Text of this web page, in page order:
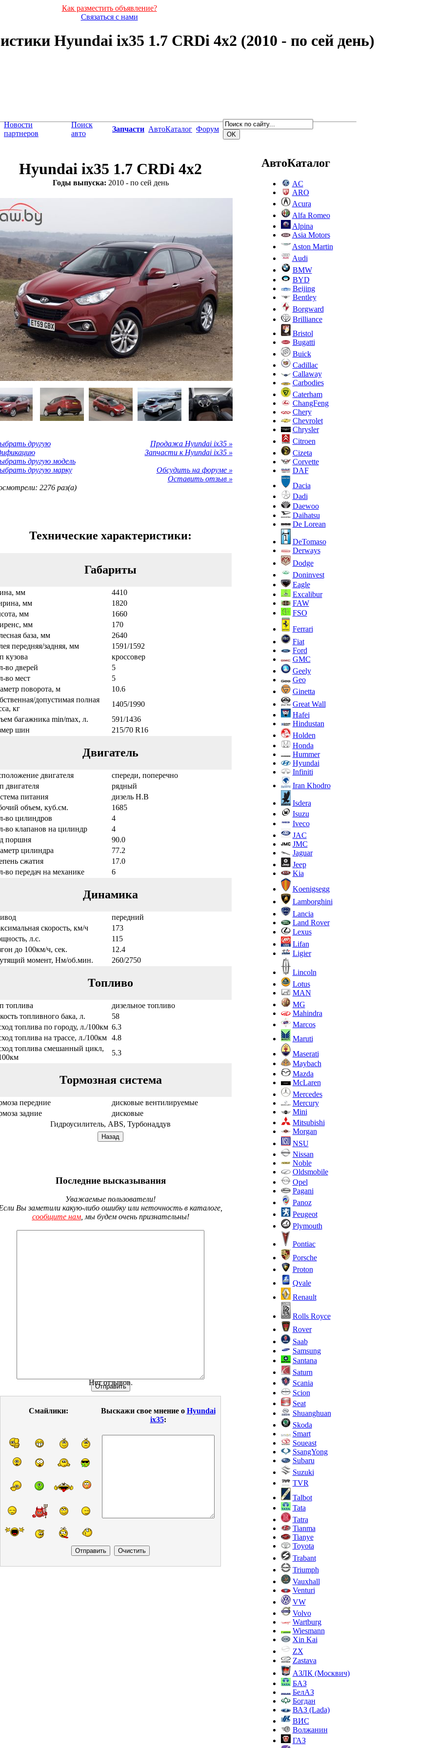
Как разместить объявление?
Связаться с нами
Hyundai ix35 1.7 CRDi 4x2 (2010 - по сей день)
Новости
партнеров
Поиск
авто
Запчасти АвтоКаталог Форум
Hyundai ix35 1.7 CRDi 4x2
Годы выпуска: 2010 - по сей день
другую
другую модель
другую марку
2276 раз(а)
Продажа Hyundai ix35 »
Запчасти к Hyundai ix35 »
Обсудить на форуме »
Оставить отзыв »
Технические характеристики:
Габариты
мм
4410
мм
1820
мм
1660
мм
170
база, мм
2640
передняя/задняя, мм
1591/1592
кузова
кроссовер
во дверей
5
во мест
5
поворота, м
10.6
допустимая полная
кг
1405/1990
багажника min/max, л.
591/1436
шин
215/70 R16
Двигатель
двигателя
спереди, поперечно
двигателя
рядный
питания
дизель Н.В
объем, куб.см.
1685
во цилиндров
4
во клапанов на цилиндр
4
поршня
90.0
цилиндра
77.2
сжатия
17.0
во передач на механике
6
Динамика
передний
скорость, км/ч
173
л.с.
115
до 100км/ч, сек.
12.4
момент, Нм/об.мин.
260/2750
Топливо
топлива
дизельное топливо
топливного бака, л.
58
топлива по городу, л./100км 6.3
топлива на трассе, л./100км
4.8
топлива смешанный цикл,
5.3
Тормозная система
передние
дисковые вентилируемые
задние
дисковые
Гидроусилитель, ABS, Турбонаддув
Последние высказывания
Уважаемые пользователи!
Вы заметили какую-либо ошибку или неточность в каталоге,
сообщите нам, мы будем очень признательны!
Нет отзывов.
Смайлики: Выскажи свое мнение о Hyundai
ix35:
АвтоКаталог
AC
ARO
Acura
Alfa Romeo
Alpina
Asia Motors
Aston Martin
Audi
BMW
BYD
Beijing
Bentley
Borgward
Brilliance
Bristol
Bugatti
Buick
Cadillac
Callaway
Carbodies
Caterham
ChangFeng
Chery
Chevrolet
Chrysler
Citroen
Cizeta
Corvette
DAF
Dacia
Dadi
Daewoo
Daihatsu
De Lorean
DeTomaso
Derways
Dodge
Doninvest
Eagle
Excalibur
FAW
FSO
Ferrari
Fiat
Ford
GMC
Geely
Geo
Ginetta
Great Wall
Hafei
Hindustan
Holden
Honda
Hummer
Hyundai
Infiniti
Iran Khodro
Isdera
Isuzu
Iveco
JAC
JMC
Jaguar
Jeep
Kia
Koenigsegg
Lamborghini
Lancia
Land Rover
Lexus
Lifan
Ligier
Lincoln
Lotus
MAN
MG
Mahindra
Marcos
Maruti
Maserati
Maybach
Mazda
McLaren
Mercedes
Mercury
Mini
Mitsubishi
Morgan
NSU
Nissan
Noble
Oldsmobile
Opel
Pagani
Panoz
Peugeot
Plymouth
Pontiac
Porsche
Proton
Qvale
Renault
Rolls Royce
Rover
Saab
Samsung
Santana
Saturn
Scania
Scion
Seat
Shuanghuan
Skoda
Smart
Soueast
SsangYong
Subaru
Suzuki
TVR
Talbot
Tata
Tatra
Tianma
Tianye
Toyota
Trabant
Triumph
Vauxhall
Venturi
VW
Volvo
Wartburg
Wiesmann
Xin Kai
ZX
Zastava
АЗЛК (Москвич)
БАЗ
БелАЗ
Богдан
ВАЗ (Lada)
ВИС
Волжанин
ГАЗ